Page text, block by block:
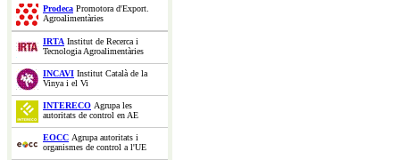
Prodeca Promotora d'Export.
Agroalimentàries
IRTA Institut de Recerca i
Tecnologia Agroalimentàries
INCAVI Institut Català de la
Vinya i el Vi
INTERECO Agrupa les
autoritats de control en AE
EOCC Agrupa autoritats i
organismes de control a l'UE